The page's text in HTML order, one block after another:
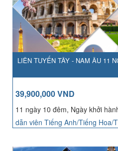
LIÊN TUYẾN TÂY - NAM ÂU 11
39,900,000 VND
11 ngày 10 đêm, Ngày khởi
dẫn viên Tiếng Anh/Tiếng Hoa/